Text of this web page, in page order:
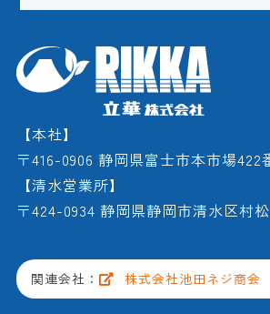
【本社】
〒416-0906 静岡県富士市本市場422
【清水営業所】
〒424-0934 静岡県静岡市清水区村
関連会社： 株式会社池田ネジ商会